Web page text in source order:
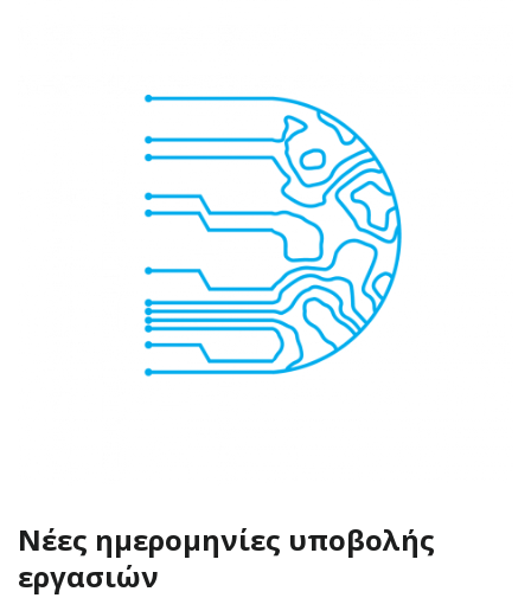
Νέες ημερομηνίες υποβολής
εργασιών